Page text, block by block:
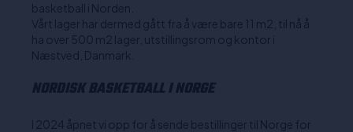
basketball i Norden.
Vårt lager har dermed gått fra å være bare 11 m2, til nå å
ha over 500 m2 lager, utstillingsrom og kontor i
Næstved, Danmark.
NORDISK BASKETBALL I NORGE
I 2024 åpnet vi opp for å sende bestillinger til Norge for